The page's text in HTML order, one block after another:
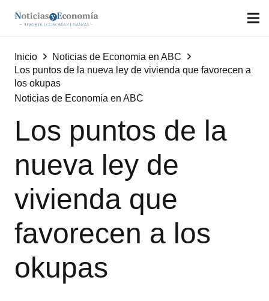
Inicio
Noticias de Economia en ABC
Los puntos de la nueva ley de vivienda que favorecen a
los okupas
Noticias de Economia en ABC
Los puntos de la
nueva ley de
vivienda que
favorecen a los
okupas